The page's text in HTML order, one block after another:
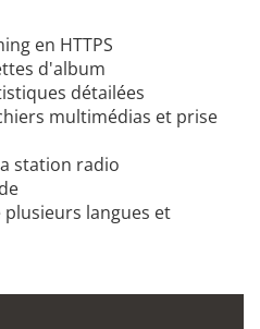
en HTTPS
d'album
détailées
multimédias et prise
station radio
plusieurs langues et